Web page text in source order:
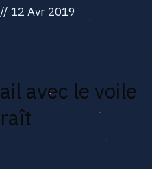
//12 Avr 2019
avec le voile